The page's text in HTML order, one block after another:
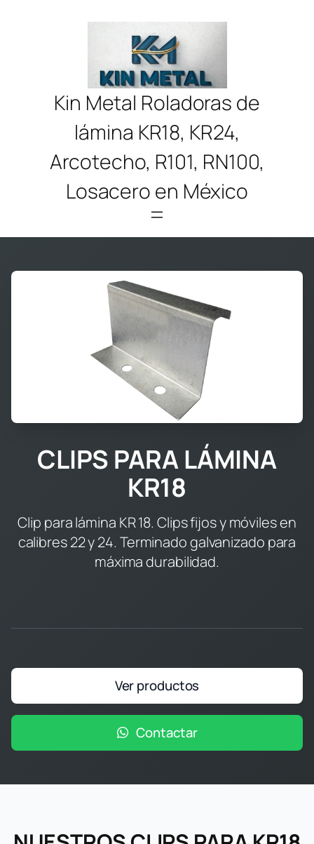
Kin Metal Roladoras de
lámina KR18, KR24,
Arcotecho, R101, RN100,
Losacero en México
CLIPS PARA LÁMINA
KR18
Clip para lámina KR 18. Clips fijos y móviles en
calibres 22 y 24. Terminado galvanizado para
máxima durabilidad.
Ver productos
Contactar